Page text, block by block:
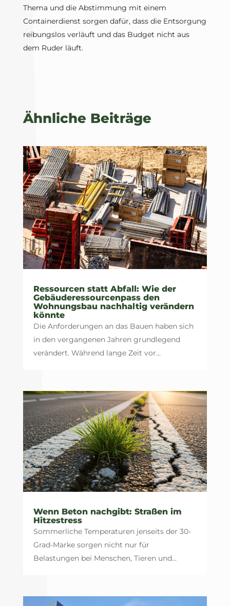
Thema und die Abstimmung mit einem
Containerdienst sorgen dafür, dass die Entsorgung
reibungslos verläuft und das Budget nicht aus
dem Ruder läuft.
Ähnliche Beiträge
Ressourcen statt Abfall: Wie der
Gebäuderessourcenpass den
Wohnungsbau nachhaltig verändern
könnte
Die Anforderungen an das Bauen haben sich
in den vergangenen Jahren grundlegend
verändert. Während lange Zeit vor...
Wenn Beton nachgibt: Straßen im
Hitzestress
Sommerliche Temperaturen jenseits der 30-
Grad-Marke sorgen nicht nur für
Belastungen bei Menschen, Tieren und...